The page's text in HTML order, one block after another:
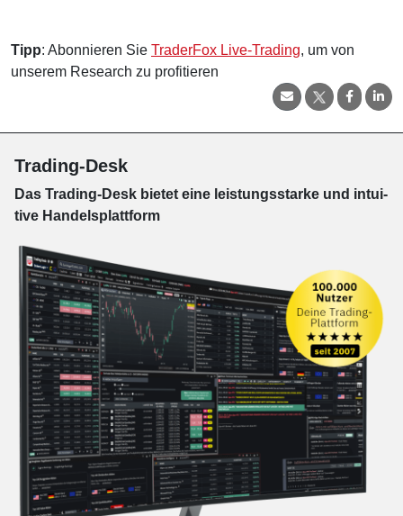
Tipp: Abonnieren Sie TraderFox Live-Trading, um von
unserem Research zu profitieren
Trading-Desk
Das Trading-Desk bie­tet eine leis­tungs­star­ke und in­tui­
tive Han­dels­platt­form